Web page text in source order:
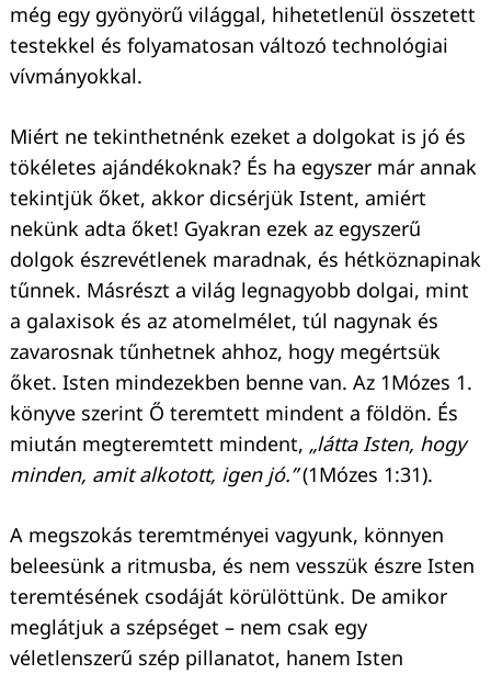
még egy gyönyörű világgal, hihetetlenül összetett
testekkel és folyamatosan változó technológiai
vívmányokkal.
Miért ne tekinthetnénk ezeket a dolgokat is jó és
tökéletes ajándékoknak? És ha egyszer már annak
tekintjük őket, akkor dicsérjük Istent, amiért
nekünk adta őket! Gyakran ezek az egyszerű
dolgok észrevétlenek maradnak, és hétköznapinak
tűnnek. Másrészt a világ legnagyobb dolgai, mint
a galaxisok és az atomelmélet, túl nagynak és
zavarosnak tűnhetnek ahhoz, hogy megértsük
őket. Isten mindezekben benne van. Az 1Mózes 1.
könyve szerint Ő teremtett mindent a földön. És
miután megteremtett mindent, „látta Isten, hogy
minden, amit alkotott, igen jó.”(1Mózes 1:31).
A megszokás teremtményei vagyunk, könnyen
beleesünk a ritmusba, és nem vesszük észre Isten
teremtésének csodáját körülöttünk. De amikor
meglátjuk a szépséget – nem csak egy
véletlenszerű szép pillanatot, hanem Isten